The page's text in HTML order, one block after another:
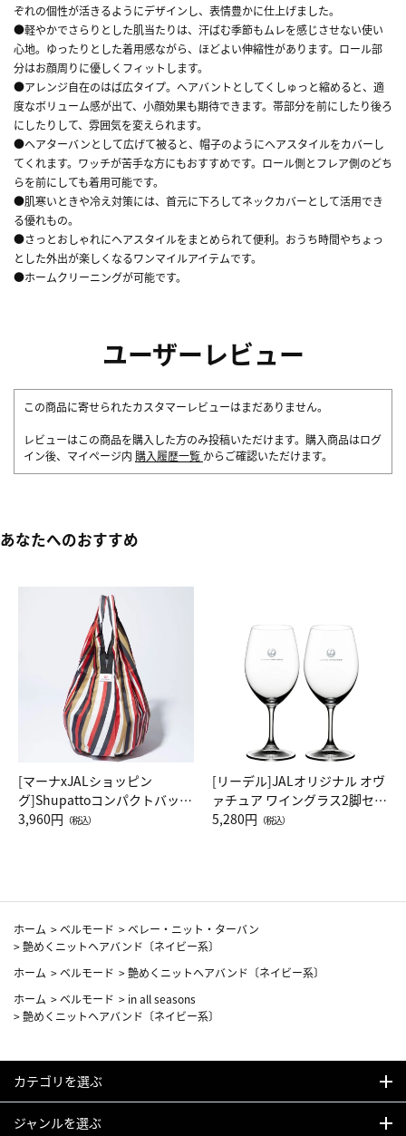
ぞれの個性が活きるようにデザインし、表情豊かに仕上げました。
●軽やかでさらりとした肌当たりは、汗ばむ季節もムレを感じさせない使い
心地。ゆったりとした着用感ながら、ほどよい伸縮性があります。ロール部
分はお顔周りに優しくフィットします。
●アレンジ自在のはば広タイプ。へアバントとしてくしゅっと縮めると、適
度なボリューム感が出て、小顔効果も期待できます。帯部分を前にしたり後ろ
にしたりして、雰囲気を変えられます。
●ヘアターバンとして広げて被ると、帽子のようにヘアスタイルをカバーし
てくれます。ワッチが苦手な方にもおすすめです。ロール側とフレア側のどち
らを前にしても着用可能です。
●肌寒いときや冷え対策には、首元に下ろしてネックカバーとして活用でき
る優れもの。
●さっとおしゃれにヘアスタイルをまとめられて便利。おうち時間やちょっ
とした外出が楽しくなるワンマイルアイテムです。
●ホームクリーニングが可能です。
ユーザーレビュー
この商品に寄せられたカスタマーレビューはまだありません。
レビューはこの商品を購入した方のみ投稿いただけます。購入商品はログ
イン後、マイページ内 購入履歴一覧 からご確認いただけます。
あなたへのおすすめ
[マーナxJALショッピン
グ]Shupattoコンパクトバッグ
Drop JAL客室乗務員（LC）ス
3,960円 （税込）
[リーデル]JALオリジナル オヴ
ァチュア ワイングラス2脚セッ
ト（レッドワイン）
5,280円 （税込）
ホーム >ベルモード >ベレー・ニット・ターバン
>艶めくニットヘアバンド〔ネイビー系〕
ホーム >ベルモード >艶めくニットヘアバンド〔ネイビー系〕
ホーム >ベルモード > in all seasons
>艶めくニットヘアバンド〔ネイビー系〕
カテゴリを選ぶ
ジャンルを選ぶ